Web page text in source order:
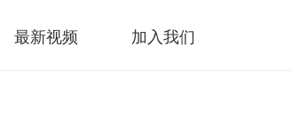
最新视频 加入我们